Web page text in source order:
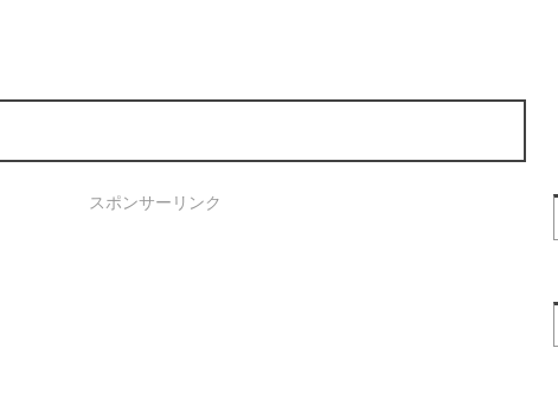
スポンサーリンク